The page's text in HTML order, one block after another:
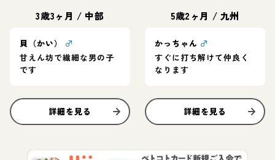
3歳3ヶ月 / 中部
貝（かい）
♂
甘えん坊で繊細な男の子
です
詳細を見る
5歳2ヶ月 / 九州
かっちゃん ♂
すぐに打ち解けて仲良く
なります
詳細を見る